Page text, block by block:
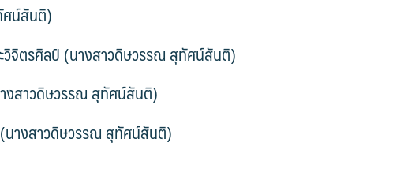
ศน์สันติ)
วิจิตรศิลป์ (นางสาวดิษวรรณ สุทัศน์สันติ)
งสาวดิษวรรณ สุทัศน์สันติ)
นางสาวดิษวรรณ สุทัศน์สันติ)